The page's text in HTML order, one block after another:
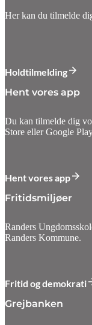
Her kan du tilmelde
Holdtilmelding
Hent vores app
Du kan tilmelde dig
Store eller Google
Hent vores app
Fritidsmiljøer
Randers
Randers Kommune.
Fritid og demokrati
Grejbanken